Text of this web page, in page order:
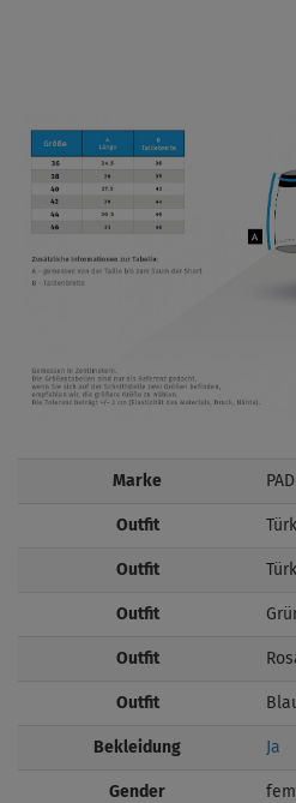
Marke
Outfit
Outfit
Outfit
Outfit
Outfit
Bekleidung Ja
Gender